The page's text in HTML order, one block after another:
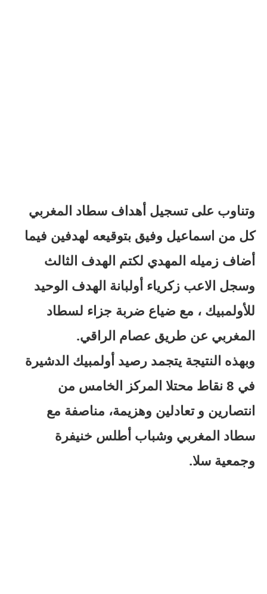
وتناوب على تسجيل أهداف سطاد المغربي
كل من اسماعيل وفيق بتوقيعه لهدفين فيما
أضاف زميله المهدي لكتم الهدف الثالث
وسجل الاعب زكرياء أولبانة الهدف الوحيد
للأولمبيك ، مع ضياع ضربة جزاء لسطاد
المغربي عن طريق عصام الراقي.
وبهذه النتيجة يتجمد رصيد أولمبيك الدشيرة
في 8 نقاط محتلا المركز الخامس من
انتصارين و تعادلين وهزيمة، مناصفة مع
سطاد المغربي وشباب أطلس خنيفرة
وجمعية سلا.